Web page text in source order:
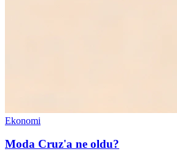
Ekonomi
Moda Cruz'a ne oldu?